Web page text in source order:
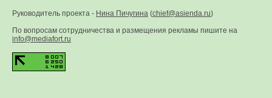
Руководитель проекта - Нина Пичугина (chief@asienda.ru)
По вопросам сотрудничества и размещения рекламы пишите на
info@mediafort.ru